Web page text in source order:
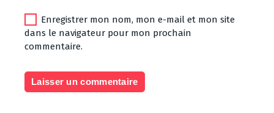
Enregistrer mon nom, mon e-mail et mon site
dans le navigateur pour mon prochain
commentaire.